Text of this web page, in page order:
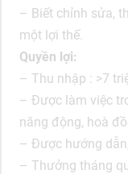
– Biết chỉnh sửa,
một lợi thế.
Quyền lợi:
– Thu nhập : >7
– Được làm việc
năng động, hoà
– Được hướng
– Thưởng tháng